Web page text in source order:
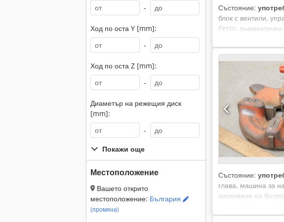
-
Ход по оста Y [mm]:
-
Ход по оста Z [mm]:
-
Диаметър на режещия диск
[mm]:
-
Покажи още
Местоположение
Вашето открито
местоположение: България
(промяна)
Състояние:
блок с вентили,
Festo,
налягане: 0,9 - 10
135/30/В50 мм -
Състояние:
глава, машина за
нарязване на
Размер на
Размери: 260/240/